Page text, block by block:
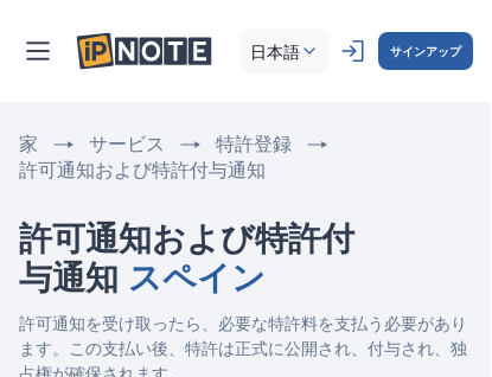
日本語 サインアップ
家 サービス
特許登録
許可通知および特許付与通知
許可通知および特許付
与通知 スペイン
許可通知を受け取ったら、必要な特許料を支払う必要があり
ます。この支払い後、特許は正式に公開され、付与され、独
占権が確保されます。